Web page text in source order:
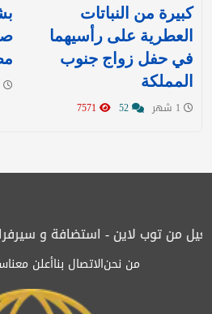
كبيرة من النباتات
العطرية على رأسيهما
في حفل زواج جنوب
المملكة
من توب لاين - استضافة و سيرفرات
من نحنالاتصال بناأعلن معنا